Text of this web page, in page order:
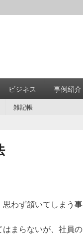
ビジネス 事例紹介
雑記帳
わず頷いてしまう事
まらないが、社員の